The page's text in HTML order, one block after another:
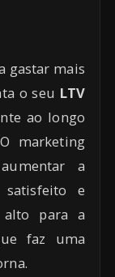
gastar mais
o seu LTV
ao longo
marketing
a
e
para a
faz uma